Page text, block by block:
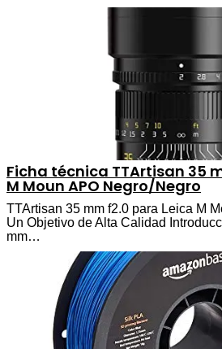
Ficha técnica TTArtisan 35
M Moun APO Negro/Negro
TTArtisan 35 mm f2.0 para Leica M
Un Objetivo de Alta Calidad
mm…